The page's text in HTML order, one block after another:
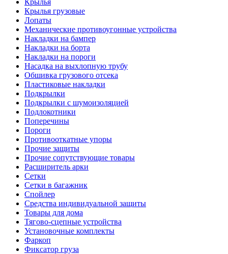
Крылья
Крылья грузовые
Лопаты
Механические противоугонные устройства
Накладки на бампер
Накладки на борта
Накладки на пороги
Насадка на выхлопную трубу
Обшивка грузового отсека
Пластиковые накладки
Подкрылки
Подкрылки с шумоизоляцией
Подлокотники
Поперечины
Пороги
Противооткатные упоры
Прочие защиты
Прочие сопутствующие товары
Расширитель арки
Сетки
Сетки в багажник
Спойлер
Средства индивидуальной защиты
Товары для дома
Тягово-сцепные устройства
Установочные комплекты
Фаркоп
Фиксатор груза